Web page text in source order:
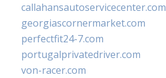
callahansautoservicecenter.com
georgiascornermarket.com
perfectfit24-7.com
portugalprivatedriver.com
von-racer.com